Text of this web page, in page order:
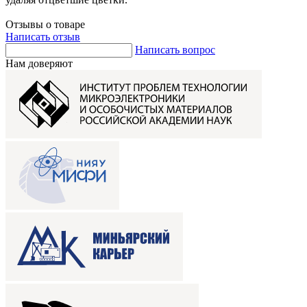
Отзывы о товаре
Написать отзыв
Написать вопрос
Нам доверяют